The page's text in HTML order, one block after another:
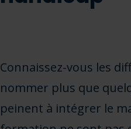
Connaissez-vous les
nommer plus que
peinent à intégrer le